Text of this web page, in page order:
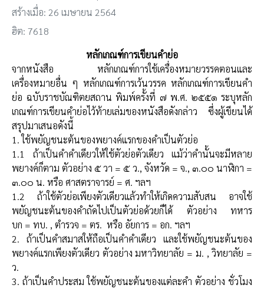
สร้างเมื่อ: 26 เมษายน 2564
ฮิต: 7618
หลักเกณฑ์การเขียนคำย่อ
จากหนังสือ หลักเกณฑ์การใช้เครื่องหมายวรรคตอนและ
เครื่องหมายอื่น ๆ หลักเกณฑ์การเว้นวรรค หลักเกณฑ์การเขียนคำ
ย่อ ฉบับราชบัณฑิตยสถาน พิมพ์ครั้งที่ ๗ พ.ศ. ๒๕๕๑ ระบุหลัก
เกณฑ์การเขียนคำย่อไว้ท้ายเล่มของหนังสือดังกล่าว ซึ่งผู้เขียนได้
สรุปมาเสนอดังนี้
1. ใช้พยัญชนะต้นของพยางค์แรกของคำเป็นตัวย่อ
1.1 ถ้าเป็นคำคำเดียวให้ใช้ตัวย่อตัวเดียว แม้ว่าคำนั้นจะมีหลาย
พยางค์ก็ตามตัวอย่าง ๕ วา = ๕ ว., จังหวัด = จ., ๓.๐๐ นาฬิกา =
๓.๐๐ น. หรือ ศาสตราจารย์ = ศ. ฯลฯ
1.2 ถ้าใช้ตัวย่อเพียงตัวเดียวแล้วทำให้เกิดความสับสน อาจใช้
พยัญชนะต้นของคำถัดไปเป็นตัวย่อด้วยก็ได้ ตัวอย่าง ทหาร
บก = ทบ. , ตำรวจ = ตร. หรือ อัยการ = อก. ฯลฯ
2. ถ้าเป็นคำสมาสให้ถือเป็นคำคำเดียว และใช้พยัญชนะต้นของ
พยางค์แรกเพียงตัวเดียว ตัวอย่างมหาวิทยาลัย = ม. , วิทยาลัย =
ว.
3. ถ้าเป็นคำประสม ใช้พยัญชนะต้นของแต่ละคำ ตัวอย่าง ชั่วโมง